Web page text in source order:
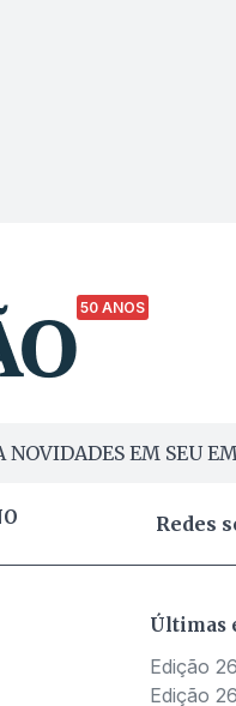
50 ANOS
NOVIDADES EM SEU
Redes
Últimas
Edição
Edição